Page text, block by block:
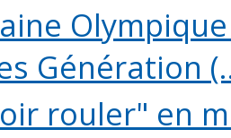
Génération
rouler" en